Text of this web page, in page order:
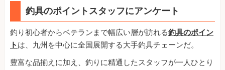
釣具のポイントスタッフにアンケート
釣り初心者からベテランまで幅広い層が訪れる釣具のポイン
ト は、九州を中心に全国展開する大手釣具チェーンだ。
豊富な品揃えに加え、釣りに精通したスタッフが一人ひとり